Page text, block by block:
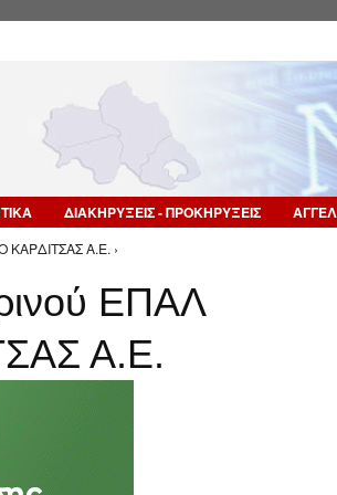
ΔΙΑΚΗΡΥΞΕΙΣ - ΠΡΟΚΗΡΥΞΕΙΣ
ΚΑΡΔΙΤΣΑΣ Α.Ε. ›
ΕΠΑΛ
Α.Ε.